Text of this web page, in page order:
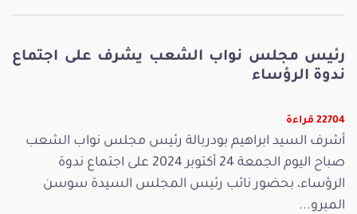
رئيس مجلس نواب الشعب يشرف على اجتماع
ندوة الرؤساء
22704 قراءة
أشرف السيد ابراهيم بودربالة رئيس مجلس نواب الشعب
صباح اليوم الجمعة 24 أكتوبر 2024 على اجتماع ندوة
الرؤساء، بحضور نائب رئيس المجلس السيدة سوسن
المبرو...